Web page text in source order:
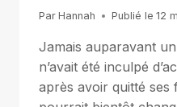
Par Hannah Publié le 12
Jamais auparavant
n’avait été inculpé
après avoir quitté ses